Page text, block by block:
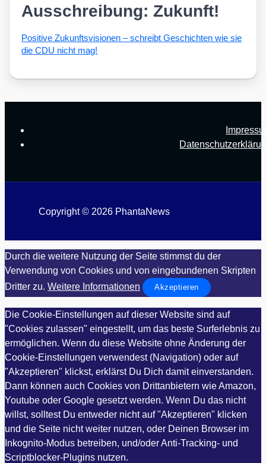
Ausschreibung: Zukunft!
Posi­ti­ve Zukunfts­vi­sio­nen – schreibt Geschich­ten wie sie
die CDU nicht mag!
Copyright © 2026 PhantaNews
Durch die weitere Nutzung der Seite stimmst du der
Verwendung von Cookies und von eingebundenen Skripten
Dritter zu. Weitere Informationen Akzeptieren
Die Cookie-Einstellungen auf dieser Website sind auf
"Cookies zulassen" eingestellt, um das beste Surferlebnis zu
ermöglichen. Wenn du diese Website ohne Änderung der
Cookie-Einstellungen verwendest (Navigation) oder auf
"Akzeptieren" klickst, erklärst Du Dich damit einverstanden.
Dann können auch Cookies von Drittanbietern wie Amazon,
Youtube oder Google gesetzt werden. Wenn Du das nicht
willst, solltest Du entweder nicht auf "Akzeptieren" klicken
und die Seite nicht weiter nutzen, oder Deinen Browser im
Inkognito-Modus betreiben, und/oder Anti-Tracking- und
Scriptblocker-Plugins nutzen.